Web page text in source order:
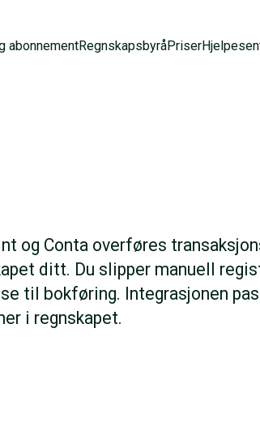
abonnementRegnskapsbyråPriser
og Conta overføres
ditt. Du slipper manuell
til bokføring. Integrasjonen
i regnskapet.